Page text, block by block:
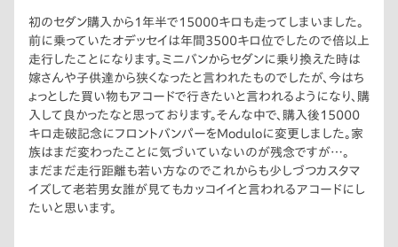
初のセダン購入から1年半で15000キロも走ってしまいました。
前に乗っていたオデッセイは年間3500キロ位でしたので倍以上
走行したことになります。ミニバンからセダンに乗り換えた時は
嫁さんや子供達から狭くなったと言われたものでしたが、今はち
ょっとした買い物もアコードで行きたいと言われるようになり、購
入して良かったなと思っております。そんな中で、購入後15000
キロ走破記念にフロントバンパーをModuloに変更しました。家
族はまだ変わったことに気づいていないのが残念ですが…。
まだまだ走行距離も若い方なのでこれからも少しづつカスタマ
イズして老若男女誰が見てもカッコイイと言われるアコードにし
たいと思います。